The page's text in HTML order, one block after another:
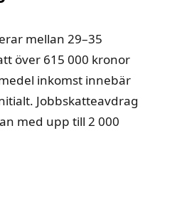
mellan 29–35
över 615 000 kronor
inkomst innebär
Jobbskatteavdrag
med upp till 2 000